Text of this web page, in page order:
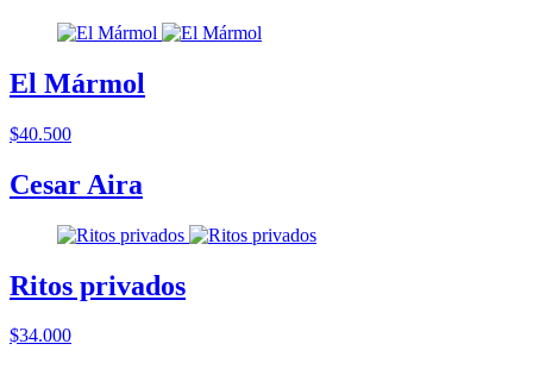
El Mármol
$40.500
Cesar Aira
Ritos privados
$34.000